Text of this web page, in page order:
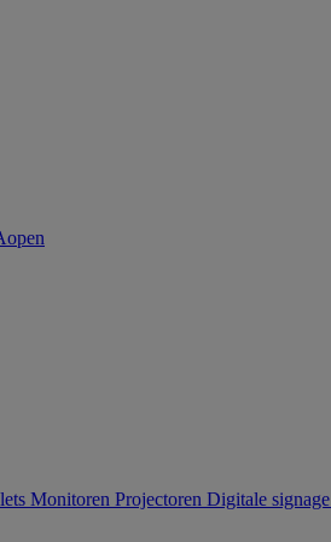
Monitoren Projectoren Digitale signage